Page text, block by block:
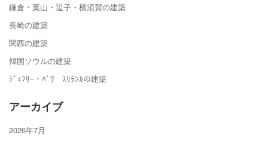
鎌倉・葉山・逗子・横須賀の建築
長崎の建築
関西の建築
韓国ソウルの建築
ｼﾞｪﾌﾘｰ・ﾊﾞﾜ ｽﾘﾗﾝｶの建築
アーカイブ
2026年7月